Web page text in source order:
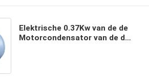
Elektrische 0.37Kw van de de
Motorcondensator van de de